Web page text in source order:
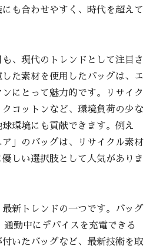
も合わせやすく、時代を超えて
、現代のトレンドとして注目さ
た素材を使用したバッグは、エ
にとって魅力的です。リサイク
コットンなど、環境負荷の少な
環境にも貢献できます。例え
」のバッグは、リサイクル素材
しい選択肢として人気がありま
新トレンドの一つです。バッグ
勤中にデバイスを充電できる
いたバッグなど、最新技術を取